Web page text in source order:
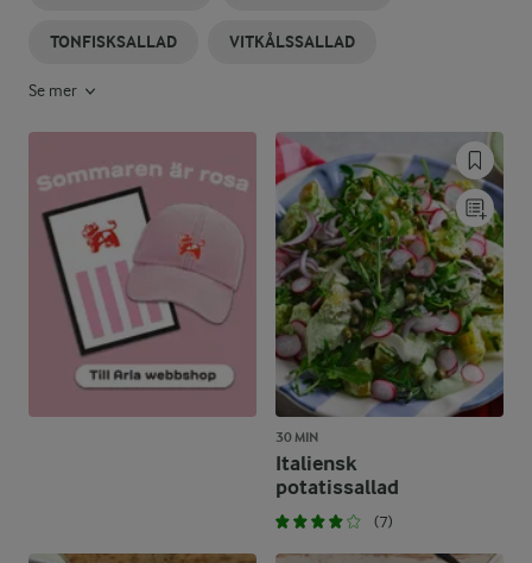
TONFISKSALLAD VITKÅLSSALLAD
Se mer
30 MIN
Italiensk
potatissallad
(7)